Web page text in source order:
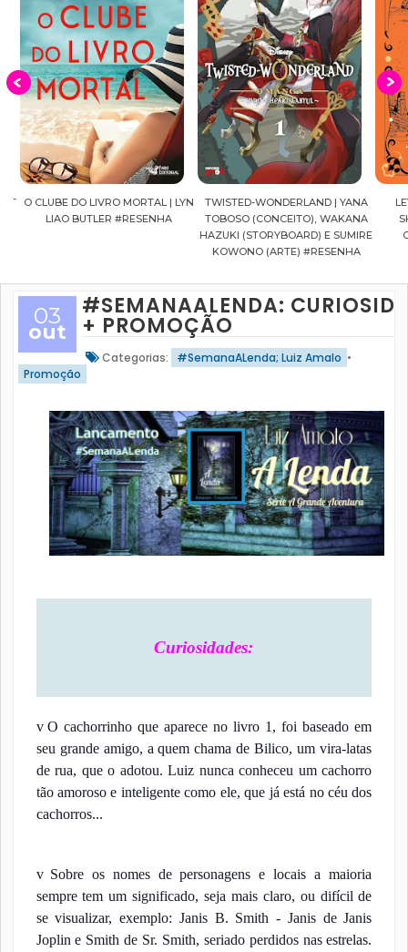
O CLUBE DO LIVRO MORTAL | LYN
LIAO BUTLER #RESENHA
TWISTED-WONDERLAND | YANA
TOBOSO (CONCEITO), WAKANA
HAZUKI (STORYBOARD) E SUMIRE
KOWONO (ARTE) #RESENHA
03
out
#SEMANAALENDA:
+ PROMOÇÃO
Categorias: #SemanaALenda; Luiz Amalo •
Promoção
Curiosidades:
v O cachorrinho que aparece no livro 1, foi baseado em
seu grande amigo, a quem chama de Bilico, um vira-latas
de rua, que o adotou. Luiz nunca conheceu um cachorro
tão amoroso e inteligente como ele, que já está no céu dos
cachorros...
v Sobre os nomes de personagens e locais a maioria
sempre tem um significado, seja mais claro, ou difícil de
se visualizar, exemplo: Janis B. Smith - Janis de Janis
Joplin e Smith de Sr. Smith, seriado perdidos nas estrelas.